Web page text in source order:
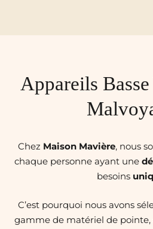
Appareils
Chez Maison Mavière, nous
chaque personne ayant une
besoins
C’est pourquoi nous avons
gamme de matériel de